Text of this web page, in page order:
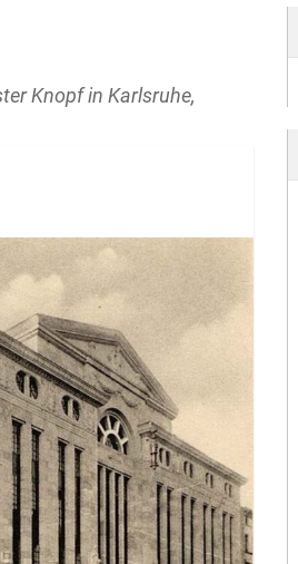
Knopf in Karlsruhe,